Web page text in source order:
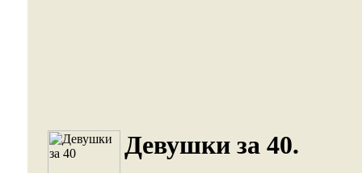
Девушки за 40.